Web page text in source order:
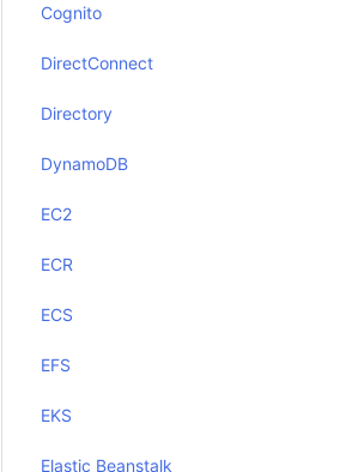
Cognito
DirectConnect
Directory
DynamoDB
EC2
ECR
ECS
EFS
EKS
Elastic Beanstalk